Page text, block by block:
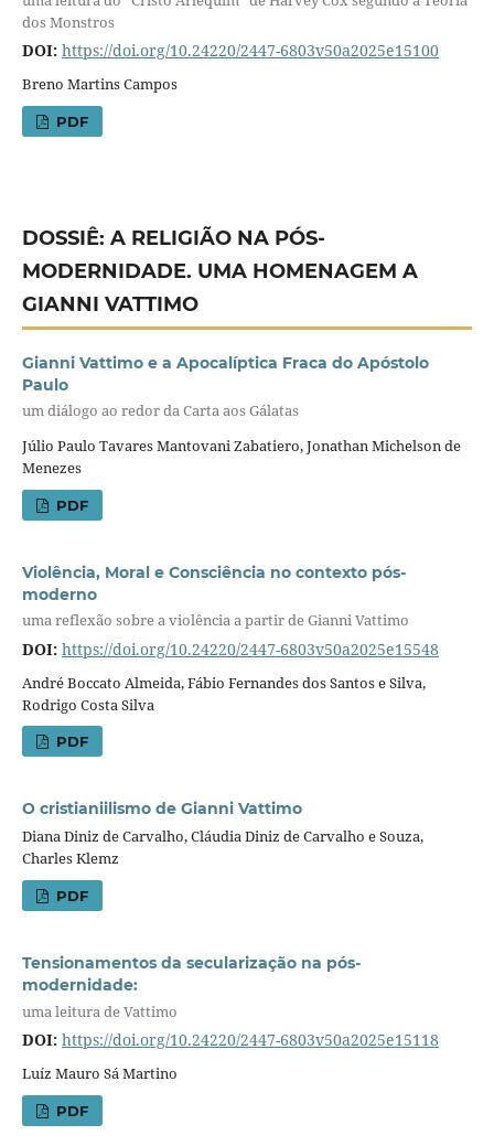
dos Monstros
DOI: https://doi.org/10.24220/2447-6803v50a2025e15100
Breno Martins Campos
PDF
DOSSIÊ: A RELIGIÃO NA PÓS-
MODERNIDADE. UMA HOMENAGEM A
GIANNI VATTIMO
Gianni Vattimo e a Apocalíptica Fraca do Apóstolo
Paulo
um diálogo ao redor da Carta aos Gálatas
Júlio Paulo Tavares Mantovani Zabatiero, Jonathan Michelson de
Menezes
PDF
Violência, Moral e Consciência no contexto pós-
moderno
uma reflexão sobre a violência a partir de Gianni Vattimo
DOI: https://doi.org/10.24220/2447-6803v50a2025e15548
André Boccato Almeida, Fábio Fernandes dos Santos e Silva,
Rodrigo Costa Silva
PDF
O cristianiilismo de Gianni Vattimo
Diana Diniz de Carvalho, Cláudia Diniz de Carvalho e Souza,
Charles Klemz
PDF
Tensionamentos da secularização na pós-
modernidade:
uma leitura de Vattimo
DOI: https://doi.org/10.24220/2447-6803v50a2025e15118
Luíz Mauro Sá Martino
PDF